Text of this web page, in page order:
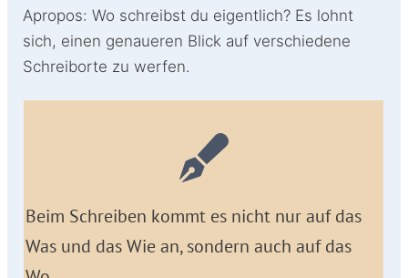
Apropos: Wo schreibst du eigentlich? Es lohnt
sich, einen genaueren Blick auf verschiedene
Schreiborte zu werfen.
Beim Schreiben kommt es nicht nur auf das
Was und das Wie an, sondern auch auf das